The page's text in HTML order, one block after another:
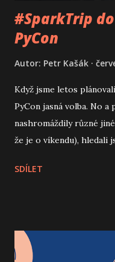
#SparkTrip
PyCon
Autor: Petr Kašák
Když jsme letos
PyCon jasná volba. No
nashromáždily různé
že je o víkendu), hledali
homeofficu v Izraeli a
SDÍLET